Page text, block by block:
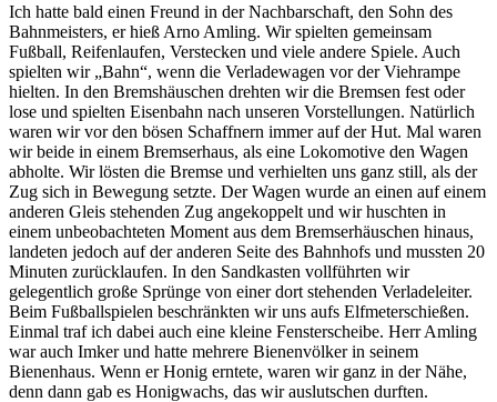
Ich hatte bald einen Freund in der Nachbarschaft, den Sohn des
Bahnmeisters, er hieß Arno Amling. Wir spielten gemeinsam
Fußball, Reifenlaufen, Verstecken und viele andere Spiele. Auch
spielten wir Bahn , wenn die Verladewagen vor der Viehrampe
hielten. In den Bremshäuschen drehten wir die Bremsen fest oder
lose und spielten Eisenbahn nach unseren Vorstellungen. Natürlich
waren wir vor den bösen Schaffnern immer auf der Hut. Mal waren
wir beide in einem Bremserhaus, als eine Lokomotive den Wagen
abholte. Wir lösten die Bremse und verhielten uns ganz still, als der
Zug sich in Bewegung setzte. Der Wagen wurde an einen auf einem
anderen Gleis stehenden Zug angekoppelt und wir huschten in
einem unbeobachteten Moment aus dem Bremserhäuschen hinaus,
landeten jedoch auf der anderen Seite des Bahnhofs und mussten 20
Minuten zurücklaufen. In den Sandkasten vollführten wir
gelegentlich große Sprünge von einer dort stehenden Verladeleiter.
Beim Fußballspielen beschränkten wir uns aufs Elfmeterschießen.
Einmal traf ich dabei auch eine kleine Fensterscheibe. Herr Amling
war auch Imker und hatte mehrere Bienenvölker in seinem
Bienenhaus. Wenn er Honig erntete, waren wir ganz in der Nähe,
denn dann gab es Honigwachs, das wir auslutschen durften.